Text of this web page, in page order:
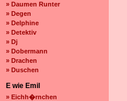
» Daumen Runter
» Degen
» Delphine
» Detektiv
» Dj
» Dobermann
» Drachen
» Duschen
E wie Emil
» Eichh�rnchen